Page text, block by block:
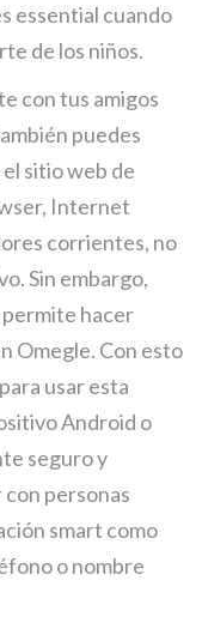
essential cuando
de los niños.
con tus amigos
puedes
sitio web de
Internet
corrientes, no
Sin embargo,
hacer
Omegle. Con esto
usar esta
Android o
seguro y
personas
smart como
o nombre